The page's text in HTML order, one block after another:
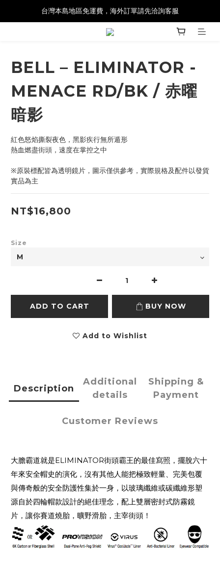
台灣本島地區免運費，海外訂單請先洽詢客服
BELL – ELIMINATOR -
MENACE RD/BK / 赤曜
暗影
紅色怒焰撕裂夜色，黑影疾行無所遁形
熱血燃盡街頭，速度在掌控之中
※原裝標配皆為透明鏡片，圖示僅供參考，實際規格及配件以發貨
實品為主
NT$16,800
Size
ADD TO CART BUY NOW
Add to Wishlist
Description
Additional
details
Shipping &
Payment
Customer Reviews
大膽霸道就是 ELIMINATOR街頭霸王的最佳寫照，擺脫六十
年來安全帽史的演化，沒有其他人能把極致輕量、完美包覆
與傳奇般的安全防護性集於一身，以玻璃纖維或碳纖維形塑
源自於四輪帽款設計的絕佳理念，配上雙層密封式防霧鏡
片，讓你賽道燒胎，曠野滑胎，主宰街頭！